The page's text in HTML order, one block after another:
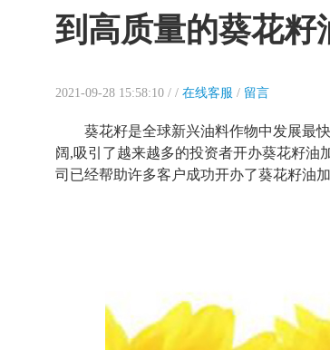
到高质量的葵花籽
2021-09-28 15:58:10 / / 在线客服 / 留言
葵花籽是全球新兴油料作物中发展最
阔,吸引了越来越多的投资者开办葵花籽油
司已经帮助许多客户成功开办了葵花籽油